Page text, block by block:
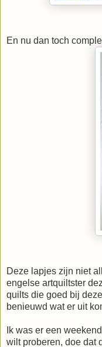
En nu dan toch
Deze lapjes zijn niet
engelse artquiltster
quilts die goed bij
benieuwd wat er uit
Ik was er een
wilt proberen, doe dat